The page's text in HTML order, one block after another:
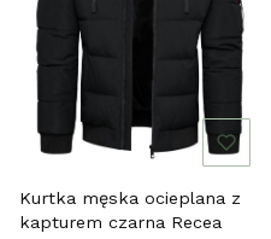
Kurtka męska ocieplana z
kapturem czarna Recea